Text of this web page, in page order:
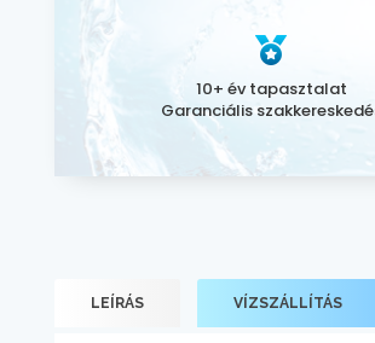
10+ év tapasztalat
Garanciális
LEÍRÁS VÍZSZÁLLÍTÁS